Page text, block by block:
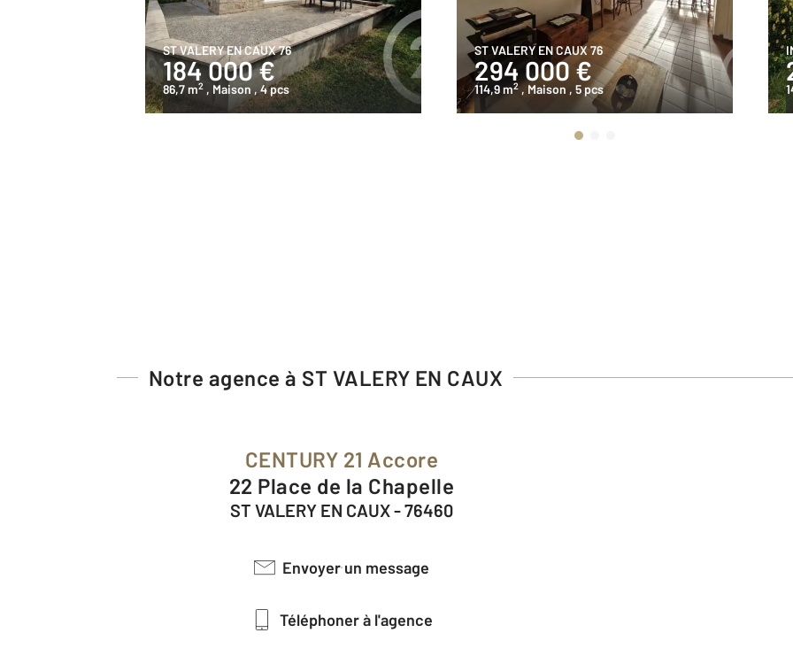
ST VALERY EN CAUX 76
184 000 €
86,7 m2 , Maison , 4 pcs
ST VALERY EN CAUX 76
294 000 €
114,9 m2 , Maison , 5 pcs
Notre agence à ST VALERY EN CAUX
CENTURY 21 Accore
22 Place de la Chapelle
ST VALERY EN CAUX - 76460
Envoyer un message
Téléphoner à l'agence